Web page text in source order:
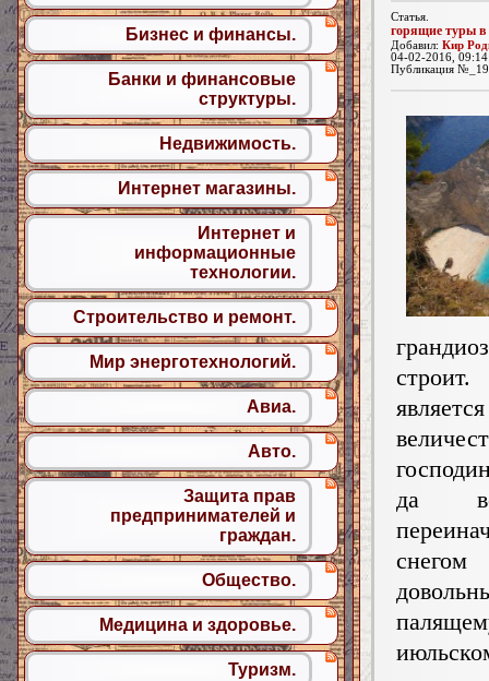
Статья.
горящие туры
Добавил: Кир
04-02-2016,
Публикация
да
Бизнес и финансы.
Банки и финансовые
структуры.
Недвижимость.
Интернет магазины.
Интернет и
информационные
технологии.
Строительство и ремонт.
Мир энерготехнологий.
Авиа.
Авто.
Защита прав
предпринимателей и
граждан.
Общество.
Медицина и здоровье.
Туризм.